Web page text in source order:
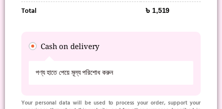
Total ৳ 1,519
Cash on delivery
পণ্য হাতে পেয়ে মূল্য পরিশোধ করুন
Your personal data will be used to process your order, support your